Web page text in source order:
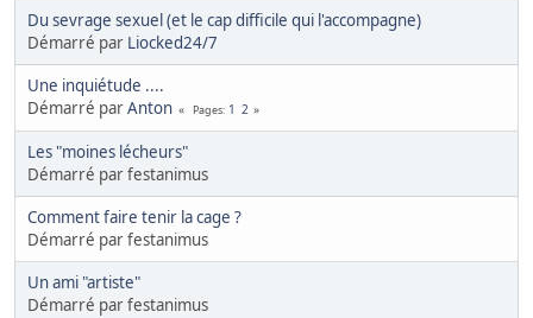
Du sevrage sexuel (et le cap difficile qui l'accompagne)
Démarré par Liocked24/7
Une inquiétude ....
Démarré parAnton Pages 1 2
Les "moines lécheurs"
Démarré par festanimus
Comment faire tenir la cage ?
Démarré par festanimus
Un ami "artiste"
Démarré par festanimus